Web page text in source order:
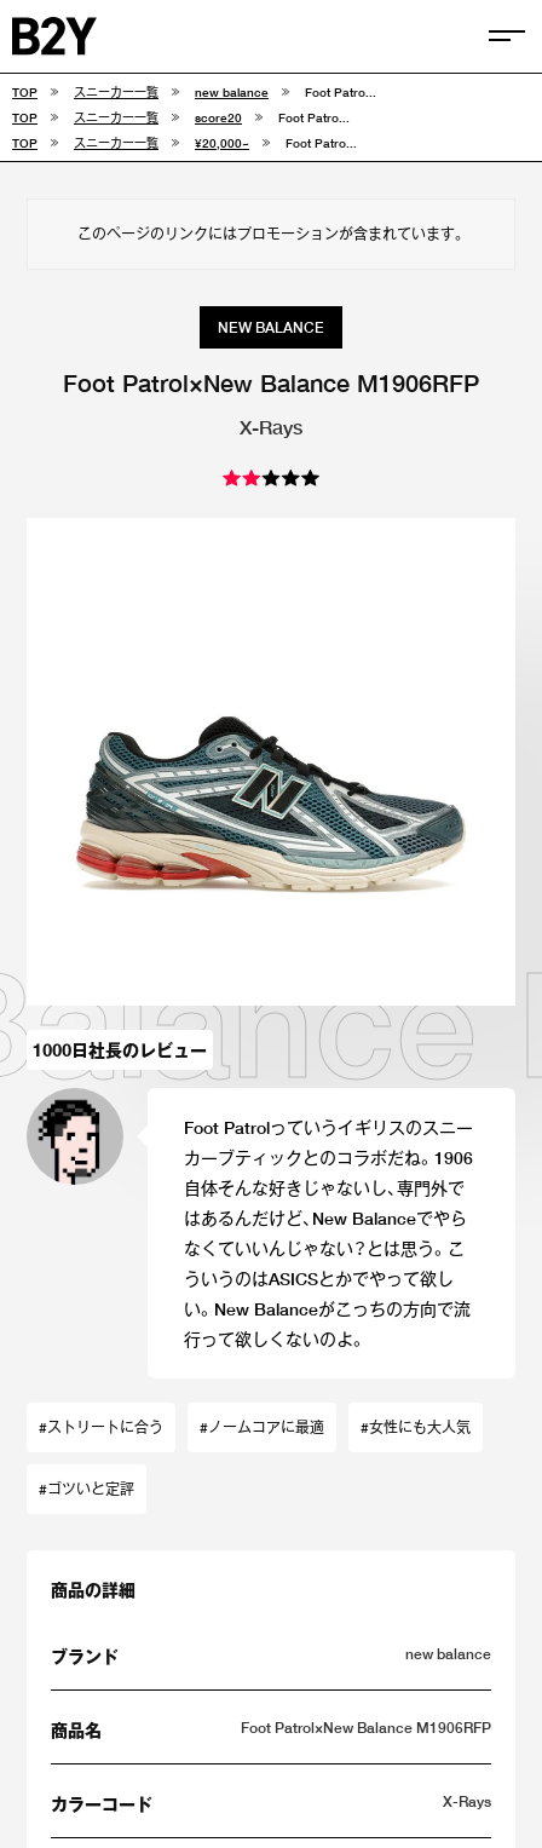
スニーカー診断 プライバシーポリシー 免責事項 お問い合わせ
COLUMN
FEATURE
CONVERSE
TOP スニーカー一覧 new balance
Foot Patro...
TOP
スニーカー一覧 score20
Foot Patro...
TOP
スニーカー一覧 ¥20,000~ Foot Patro...
このページのリンクにはプロモーションが含まれています。
NEW BALANCE
Foot Patrol×New Balance M1906RFP
X-Rays
1000日社長のレビュー
Foot Patrolっていうイギリスのスニー
カーブティックとのコラボだね。1906
自体そんな好きじゃないし、専門外で
はあるんだけど、New Balanceでやら
なくていいんじゃない？とは思う。こ
ういうのはASICSとかでやって欲し
い。New Balanceがこっちの方向で流
行って欲しくないのよ。
#ストリートに合う #ノームコアに最適 #女性にも大人気
#ゴツいと定評
商品の詳細
ブランド new balance
商品名 Foot Patrol×New Balance M1906RFP
カラーコード X-Rays